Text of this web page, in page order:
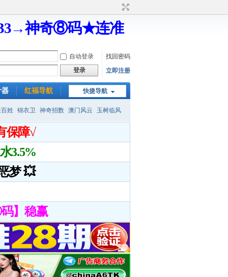
神奇⑧码★连准
自动登录
找回密码
登录
立即注册
快捷导航
器 红福导航
姓 锦衣卫 神奇招数 澳门风云 玉树临风